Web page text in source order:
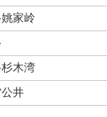
家岭
木湾
井